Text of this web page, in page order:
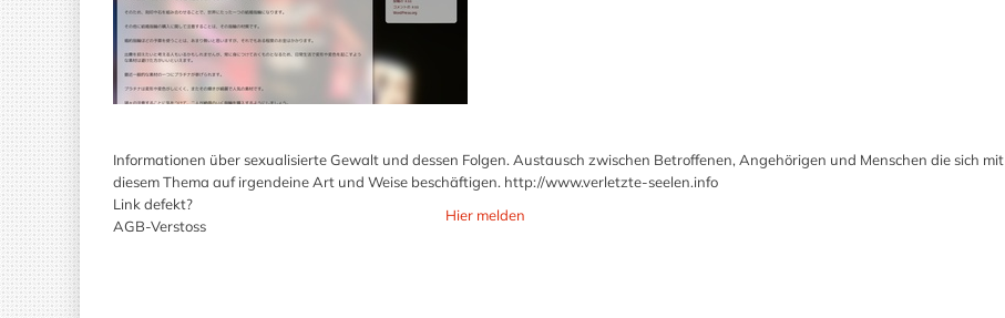
Informationen über sexualisierte Gewalt und dessen Folgen. Austausch zwischen Betroffenen, Angehörigen und Menschen die sich mit
diesem Thema auf irgendeine Art und Weise beschäftigen. http://www.verletzte-seelen.info
Link defekt?
AGB-Verstoss
Hier melden